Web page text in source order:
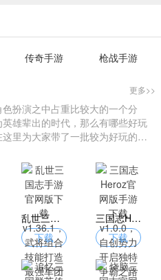
传奇手游 枪战手游
更多>>
扮演之中占重比较大的一个分
雄辈出的时代，那么有哪些好玩
里为大家带了一批较为好玩的三
乱世三国志手游官网版下载 v1.36.1，武将组合技能打造最强军团
下载
三国志Heroz官网版手游下载 v1.0.0，自创势力开启独特争霸之路
下载